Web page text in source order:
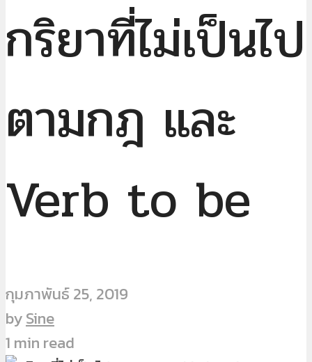
กริยาที่ไม่เป็นไป
ตามกฎ และ
Verb to be
กุมภาพันธ์ 25, 2019
bySine
1 min read